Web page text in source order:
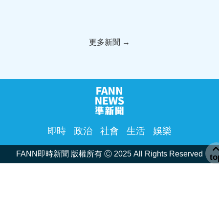
更多新聞 →
即時 政治 社會 生活 娛樂
FANN即時新聞 版權所有 Ⓒ 2025 All Rights Reserved